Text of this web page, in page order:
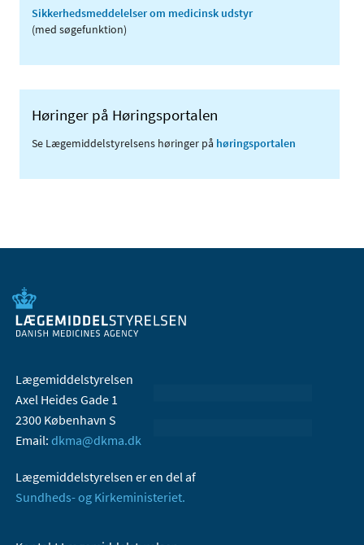
Sikkerhedsmeddelelser om medicinsk udstyr
(med søgefunktion)
Høringer på Høringsportalen
Se Lægemiddelstyrelsens høringer på høringsportalen
Lægemiddelstyrelsen
Axel Heides Gade 1
2300 København S
Email: dkma@dkma.dk
Lægemiddelstyrelsen er en del af
Sundheds- og Kirkeministeriet.